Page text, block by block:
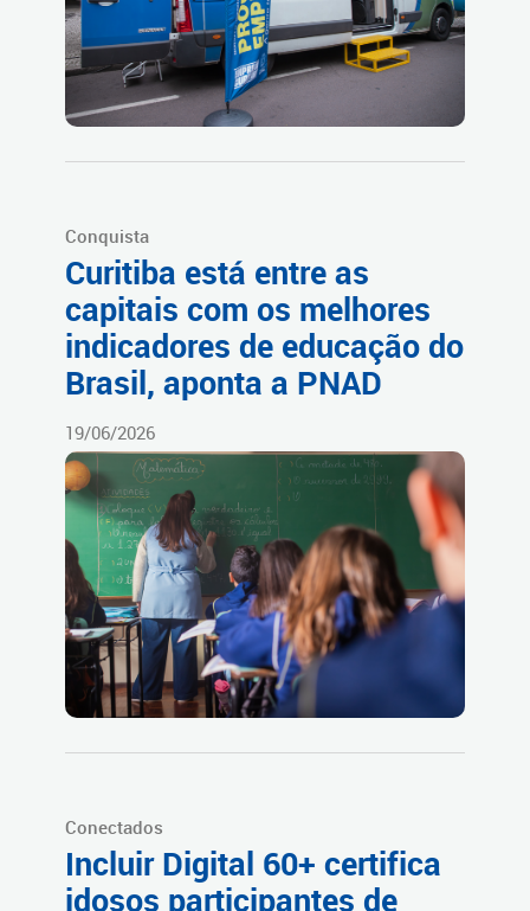
Conquista
Curitiba está entre as
capitais com os melhores
indicadores de educação do
Brasil, aponta a PNAD
19/06/2026
Conectados
Incluir Digital 60+ certifica
idosos participantes de